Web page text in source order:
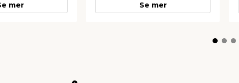
mer Se mer